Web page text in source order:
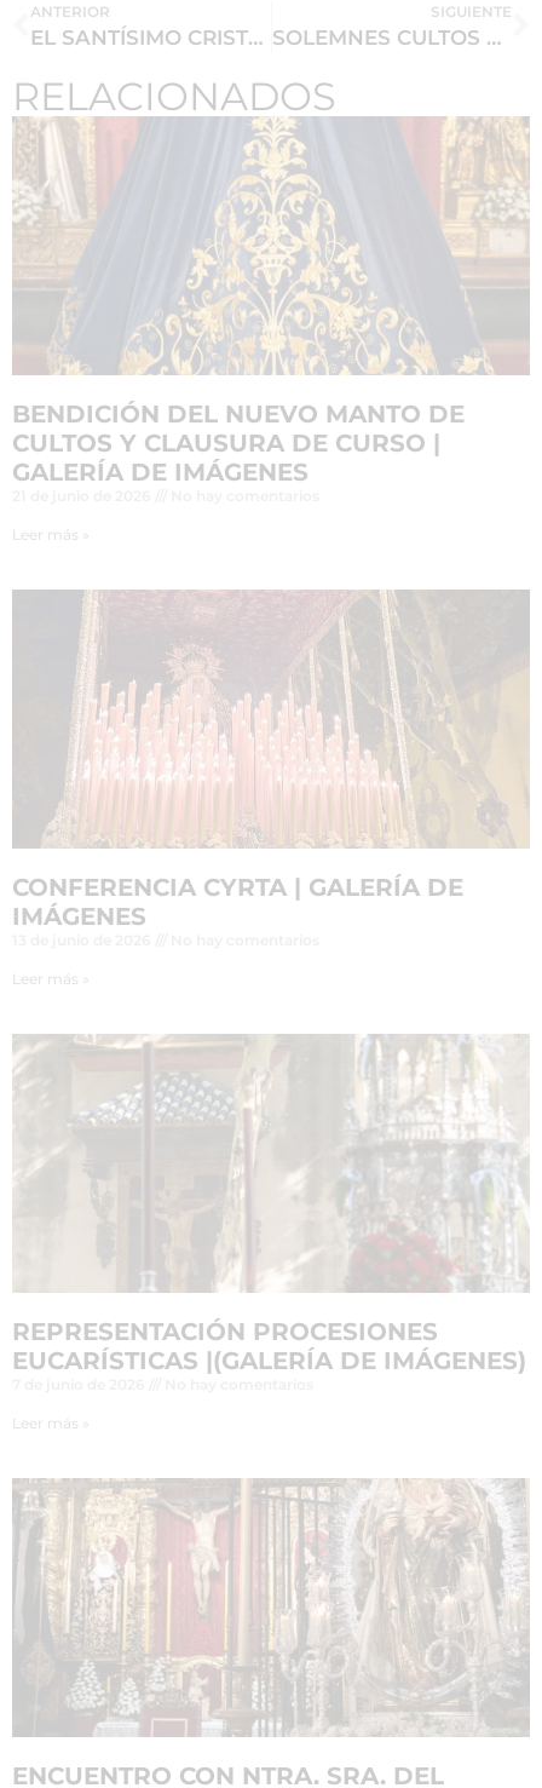
ANTERIOR
EL SANTÍSIMO CRISTO DEL CALVARIO PRESIDE EL ALTAR MAYOR DE LA MAGDALENA
SIGUIENTE
SOLEMNES CULTOS EN HONOR AL STMO. CRISTO DEL CALVARIO
RELACIONADOS
BENDICIÓN DEL NUEVO MANTO DE
CULTOS Y CLAUSURA DE CURSO |
GALERÍA DE IMÁGENES
Leer más »
CONFERENCIA CYRTA | GALERÍA DE
IMÁGENES
Leer más »
REPRESENTACIÓN PROCESIONES
EUCARÍSTICAS |(GALERÍA DE IMÁGENES)
Leer más »
ENCUENTRO CON NTRA. SRA. DEL